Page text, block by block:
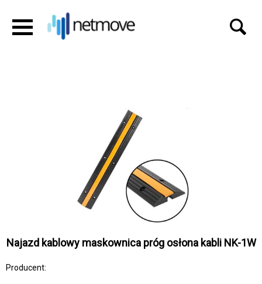
Najazd kablowy maskownica próg osłona kabli NK-1W
Producent: